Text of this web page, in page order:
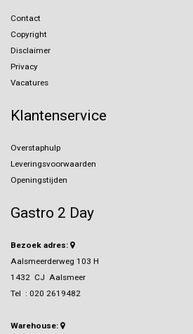
Contact
Copyright
Disclaimer
Privacy
Vacatures
Klantenservice
Overstaphulp
Leveringsvoorwaarden
Openingstijden
Gastro 2 Day
Bezoek adres:
Aalsmeerderweg 103 H
1432 CJ Aalsmeer
Tel : 020 2619482
Warehouse: